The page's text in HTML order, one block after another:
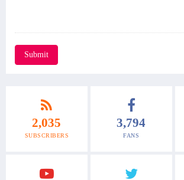
Submit
2,035
SUBSCRIBERS
3,794
FANS